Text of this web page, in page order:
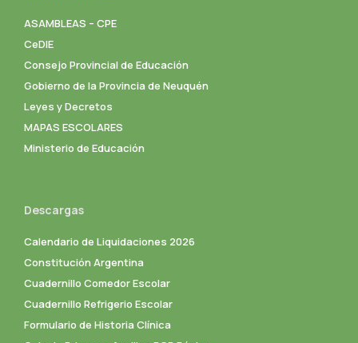
ASAMBLEAS – CPE
CeDIE
Consejo Provincial de Educación
Gobierno de la Provincia de Neuquén
Leyes y Decretos
MAPAS ESCOLARES
Ministerio de Educación
Descargas
Calendario de Liquidaciones 2026
Constitución Argentina
Cuadernillo Comedor Escolar
Cuadernillo Refrigerio Escolar
Formulario de Historia Clínica